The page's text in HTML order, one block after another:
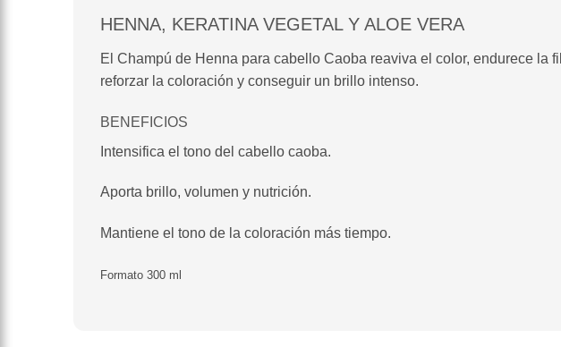
HENNA, KERATINA VEGETAL Y ALOE VERA
El Champú de Henna para cabello Caoba reaviva el color, endurece la
reforzar la coloración y conseguir un brillo intenso.
BENEFICIOS
Intensifica el tono del cabello caoba.
Aporta brillo, volumen y nutrición.
Mantiene el tono de la coloración más tiempo.
Formato 300 ml